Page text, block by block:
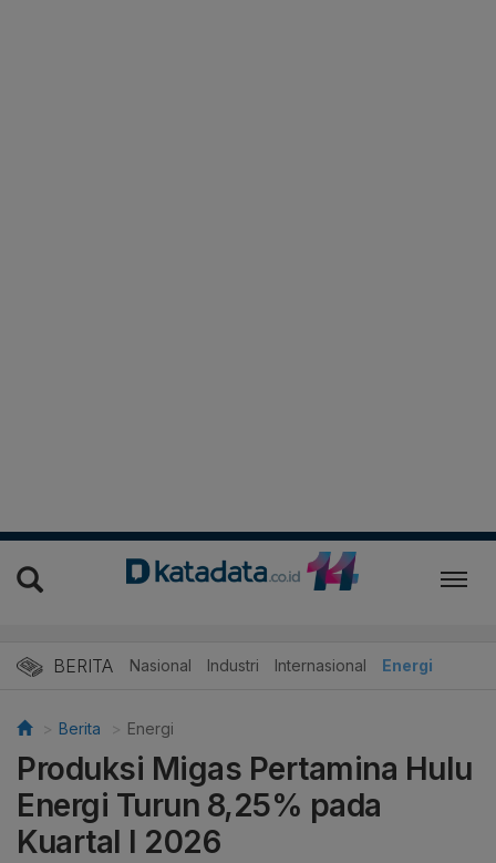
BERITA Nasional Industri Internasional Energi
Berita Energi
Produksi Migas Pertamina Hulu
Energi Turun 8,25% pada
Kuartal I 2026